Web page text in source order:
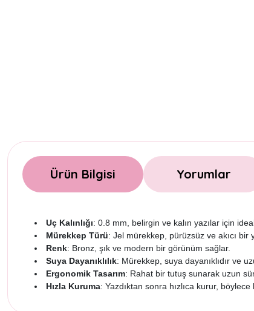
Ürün Bilgisi Yorumlar
Uç Kalınlığı: 0.8 mm, belirgin ve kalın yazılar için
Mürekkep Türü: Jel mürekkep, pürüzsüz ve akıcı bir
Renk: Bronz, şık ve modern bir görünüm sağlar.
Suya Dayanıklılık: Mürekkep, suya dayanıklıdır ve
Ergonomik Tasarım: Rahat bir tutuş sunarak uzun
Hızla Kuruma: Yazdıktan sonra hızlıca kurur, böylece